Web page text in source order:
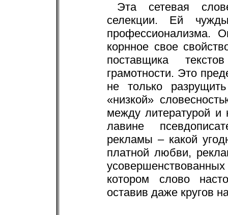
Эта сетевая
селекции. Ей
профессионализма.
корнное свое
поставщика
грамотности. Это
не только
«низкой»
между литературой и
лавине
рекламы – какой
платной любви,
котором слово
оставив даже кругов